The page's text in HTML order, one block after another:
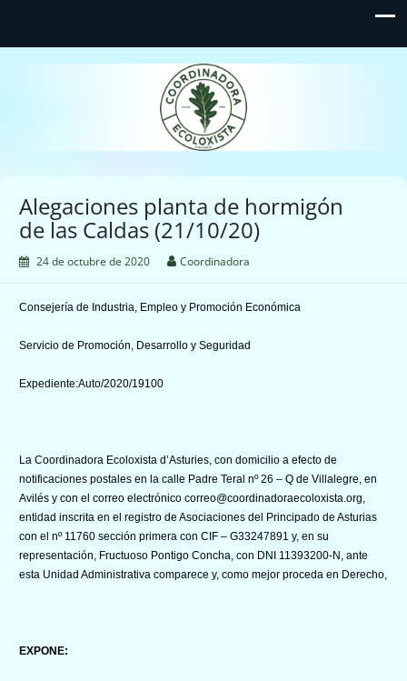
Coordinadora Ecoloxista
d'Asturies
Alegaciones planta de hormigón
de las Caldas (21/10/20)
24 de octubre de 2020 Coordinadora
Consejería de Industria, Empleo y Promoción Económica
Servicio de Promoción, Desarrollo y Seguridad
Expediente:Auto/2020/19100
La Coordinadora Ecoloxista d’Asturies, con domicilio a efecto de
notificaciones postales en la calle Padre Teral nº 26 – Q de Villalegre, en
Avilés y con el correo electrónico correo@coordinadoraecoloxista.org,
entidad inscrita en el registro de Asociaciones del Principado de Asturias
con el nº 11760 sección primera con CIF – G33247891 y, en su
representación, Fructuoso Pontigo Concha, con DNI 11393200-N, ante
esta Unidad Administrativa comparece y, como mejor proceda en Derecho,
EXPONE: